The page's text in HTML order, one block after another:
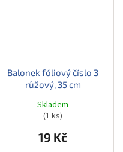
Balonek fóliový číslo 3
růžový, 35 cm
Skladem
(1 ks)
19 Kč